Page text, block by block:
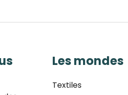
Les mondes
Textiles